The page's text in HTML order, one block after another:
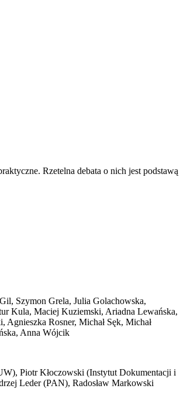
Rzetelna debata o nich jest podstawą
Szymon Grela, Julia Golachowska,
Kula, Maciej Kuziemski, Ariadna Lewańska,
Rosner, Michał Sęk, Michał
Anna Wójcik
Piotr Kłoczowski (Instytut Dokumentacji i
Leder (PAN), Radosław Markowski